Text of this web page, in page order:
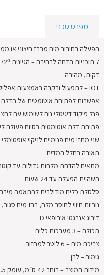
מפרט טכני
הפעלה בחיבור מים מברז חיצוני או
דקות, מהירה.
IOT – לתפעול ובקרה באמצעות אפליקציה ייעודית של MIDEA
אפשרות לפתיחה אוטומטית של הדלת
פנל פיקוד דיגיטלי נוח לשימוש עם
פתיחת דלת אוטומטית בסיום פעולה
שני מתזי מים פנימיים לניקוי אופטימלי
תאורה בחלל המדיח
מתאים להדחת מלחות גדולות עד קוטר 270
השהיית הפעלה עד 24 שעות
סלסלת כלים מודולרית להתאמה
נוריות חיווי לחוסר מלח, ברז מים
דירוג אנרגטי אירופאי D
תכולה – 3 מערכות כלים
צריכת מים – 6 ליטר למחזור
גימור – לבן
מידות המוצר – רוחב 42 ס״מ, עומק 43.5 ס״מ, גובה 46.5 ס״מ